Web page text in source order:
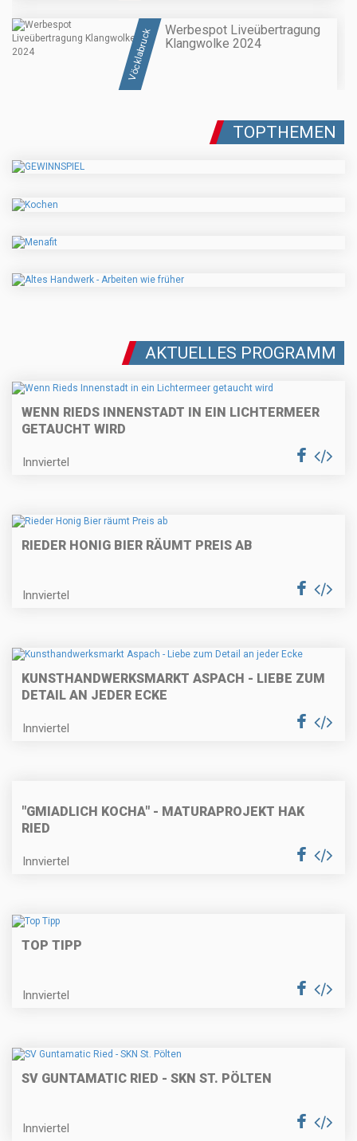
Vöcklabruck
Werbespot Liveübertragung
Klangwolke 2024
TOPTHEMEN
AKTUELLES PROGRAMM
WENN RIEDS INNENSTADT IN EIN LICHTERMEER
GETAUCHT WIRD
Innviertel
RIEDER HONIG BIER RÄUMT PREIS AB
Innviertel
KUNSTHANDWERKSMARKT ASPACH - LIEBE ZUM
DETAIL AN JEDER ECKE
Innviertel
"GMIADLICH KOCHA" - MATURAPROJEKT HAK
RIED
Innviertel
TOP TIPP
Innviertel
SV GUNTAMATIC RIED - SKN ST. PÖLTEN
Innviertel